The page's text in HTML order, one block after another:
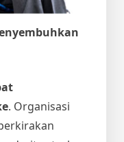
. Organisasi